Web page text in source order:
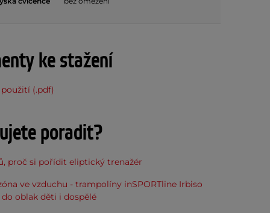
ke stažení
(.pdf)
poradit?
proč si pořídit eliptický trenažér
ve vzduchu - trampolíny inSPORTline Irbiso
oblak děti i dospělé